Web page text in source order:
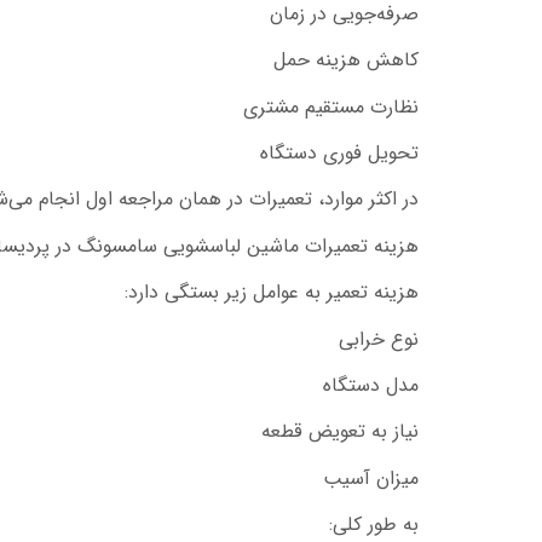
صرفه‌جویی در زمان
کاهش هزینه حمل
نظارت مستقیم مشتری
تحویل فوری دستگاه
در اکثر موارد، تعمیرات در همان مراجعه اول انجام
هزینه تعمیرات ماشین لباسشویی سامسونگ در
هزینه تعمیر به عوامل زیر بستگی دارد:
نوع خرابی
مدل دستگاه
نیاز به تعویض قطعه
میزان آسیب
به طور کلی: